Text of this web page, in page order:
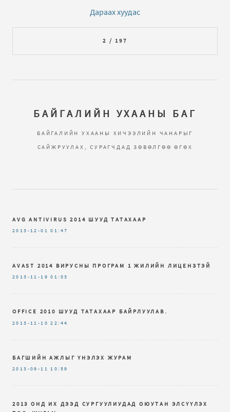
Дараах хуудас
2 / 197
БАЙГАЛИЙН УХААНЫ БАГ
БАЙГАЛИЙН УХААНЫ ХИЧЭЭЛИЙН ЧАНАРЫГ
САЙЖРУУЛАХ, СУРАГЧДАД ЗӨВӨЛГӨӨ ӨГӨХ
AVG ANTIVIRUS 2014 ШУУД ТАТАХААР
2013-12-01 01:47
AVAST 2014 ВИРУСНЫ ПРОГРАМ 1 ЖИЛИЙН ЛИЦЕНЗТЭЙ
2013-11-19 01:03
OFFICE 2010 ШУУД ТАТАХААР БАЙРЛУУЛАВ.
2013-11-10 22:44
БАГШИЙН АЖЛЫГ ҮНЭЛЭХ ЖУРАМ
2013-09-11 10:59
2013 ОНД ИХ ДЭЭД СУРГУУЛИУДАД ОЮУТАН ЭЛСҮҮЛЭХ